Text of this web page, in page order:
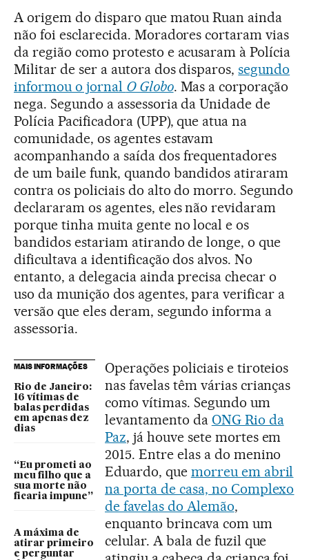
A origem do disparo que matou Ruan ainda
não foi esclarecida. Moradores cortaram vias
da região como protesto e acusaram à Polícia
Militar de ser a autora dos disparos,segundo
informou o jornal O Globo. Mas a corporação
nega. Segundo a assessoria da Unidade de
Polícia Pacificadora (UPP), que atua na
comunidade, os agentes estavam
acompanhando a saída dos frequentadores
de um baile funk, quando bandidos atiraram
contra os policiais do alto do morro. Segundo
declararam os agentes, eles não revidaram
porque tinha muita gente no local e os
bandidos estariam atirando de longe, o que
dificultava a identificação dos alvos. No
entanto, a delegacia ainda precisa checar o
uso da munição dos agentes, para verificar a
versão que eles deram, segundo informa a
assessoria.
MAIS INFORMAÇÕES
Rio de Janeiro:
16 vítimas de
balas perdidas
em apenas dez
dias
“Eu prometi ao
meu filho que a
sua morte não
ficaria impune”
A máxima de
atirar primeiro
e perguntar
Operações policiais e tiroteios
nas favelas têm várias crianças
como vítimas. Segundo um
levantamento da ONG Rio da
Paz, já houve sete mortes em
2015. Entre elas a do menino
Eduardo, que morreu em abril
na porta de casa, no Complexo
de favelas do Alemão,
enquanto brincava com um
celular. A bala de fuzil que